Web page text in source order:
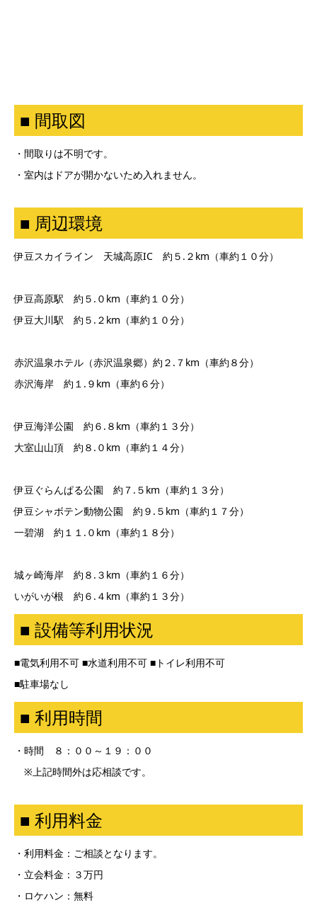
■ 間取図
・間取りは不明です。
・室内はドアが開かないため入れません。
■ 周辺環境
伊豆スカイライン 天城高原IC 約５.２km（車約１０分）
伊豆高原駅 約５.０km（車約１０分）
伊豆大川駅 約５.２km（車約１０分）
赤沢温泉ホテル（赤沢温泉郷）約２.７km（車約８分）
赤沢海岸 約１.９km（車約６分）
伊豆海洋公園 約６.８km（車約１３分）
大室山山頂 約８.０km（車約１４分）
伊豆ぐらんぱる公園 約７.５km（車約１３分）
伊豆シャボテン動物公園 約９.５km（車約１７分）
一碧湖 約１１.０km（車約１８分）
城ヶ崎海岸 約８.３km（車約１６分）
いがいが根 約６.４km（車約１３分）
■ 設備等利用状況
■電気利用不可 ■水道利用不可 ■トイレ利用不可
■駐車場なし
■ 利用時間
・時間 ８：００～１９：００
※上記時間外は応相談です。
■ 利用料金
・利用料金：ご相談となります。
・立会料金：３万円
・ロケハン：無料